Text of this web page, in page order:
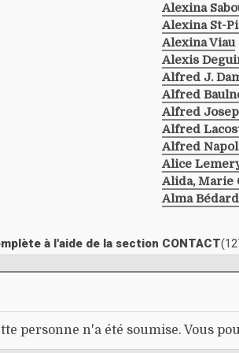
Alexina
Alexina St-
Alexina Viau
Alexis
Alfred J.
Alfred
Alfred
Alfred
Alfred
Alice
Alida, Marie
Alma Bédard
à l'aide de la section CONTACT
personne n'a été soumise. Vous